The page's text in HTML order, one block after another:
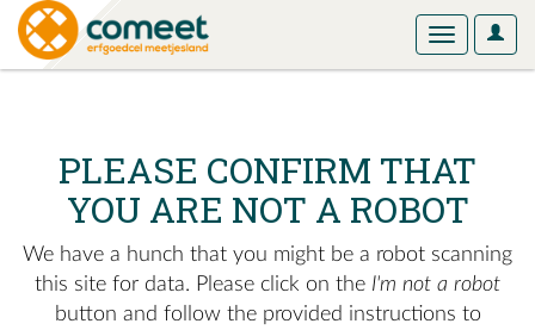
User
Toggle
PLEASE CONFIRM THAT
YOU ARE NOT A ROBOT
We have a hunch that you might be a robot scanning
this site for data. Please click on the I'm not a robot
button and follow the provided instructions to